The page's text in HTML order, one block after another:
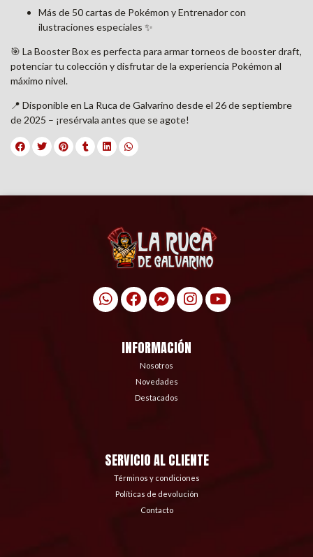
Más de 50 cartas de Pokémon y Entrenador con
ilustraciones especiales ✨
🎯 La Booster Box es perfecta para armar torneos de booster draft,
potenciar tu colección y disfrutar de la experiencia Pokémon al
máximo nivel.
📍 Disponible en La Ruca de Galvarino desde el 26 de septiembre
de 2025 – ¡resérvala antes que se agote!
INFORMACIÓN
Nosotros
Novedades
Destacados
SERVICIO AL CLIENTE
Términos y condiciones
Políticas de devolución
Contacto